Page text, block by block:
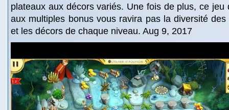
plateaux aux décors variés. Une fois de plus, ce jeu
aux multiples bonus vous ravira pas la diversité
et les décors de chaque niveau. Aug 9, 2017